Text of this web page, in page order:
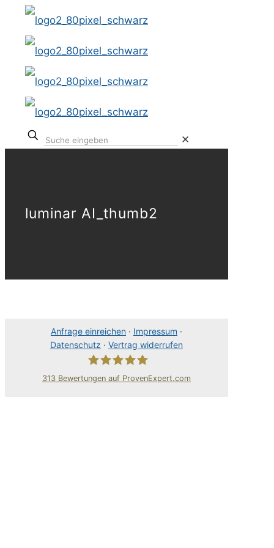
✕
luminar AI_thumb2
Anfrage einreichen · Impressum ·
Datenschutz · Vertrag widerrufen
313 Bewertungen auf ProvenExpert.com